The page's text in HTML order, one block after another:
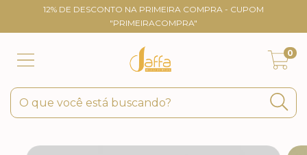
12% DE DESCONTO NA PRIMEIRA COMPRA - CUPOM
"PRIMEIRACOMPRA"
0